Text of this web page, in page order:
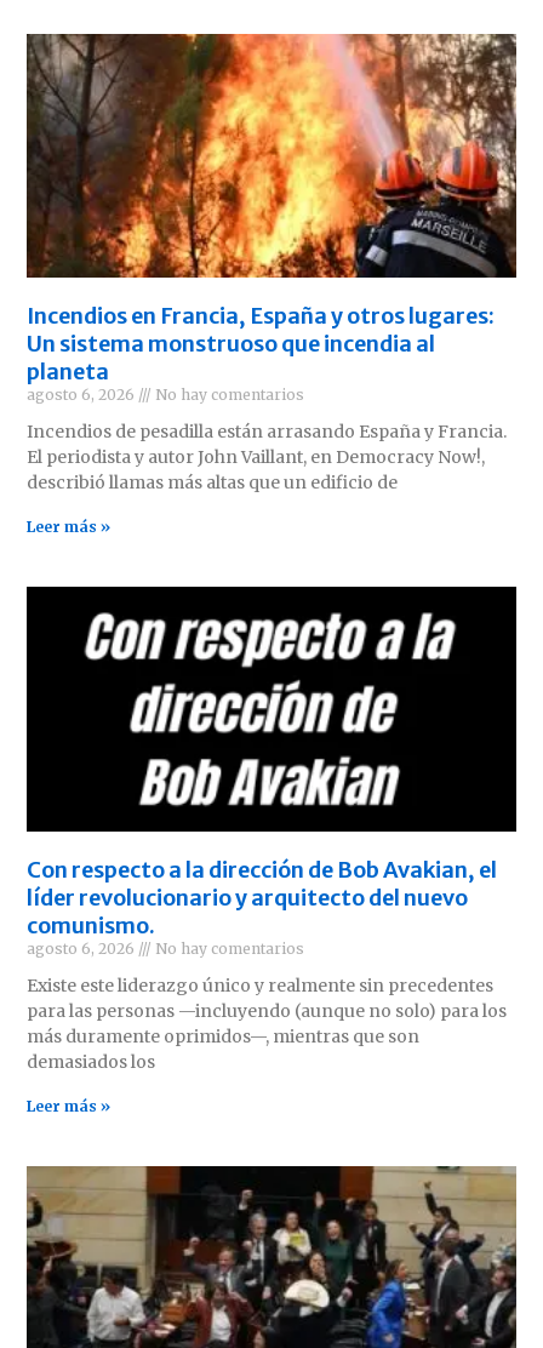
Incendios en Francia, España y otros lugares:
Un sistema monstruoso que incendia al
planeta
agosto 6, 2026 No hay comentarios
Incendios de pesadilla están arrasando España y Francia.
El periodista y autor John Vaillant, en Democracy Now!,
describió llamas más altas que un edificio de
Leer más »
Con respecto a la dirección de Bob Avakian, el
líder revolucionario y arquitecto del nuevo
comunismo.
agosto 6, 2026 No hay comentarios
Existe este liderazgo único y realmente sin precedentes
para las personas —incluyendo (aunque no solo) para los
más duramente oprimidos—, mientras que son
demasiados los
Leer más »